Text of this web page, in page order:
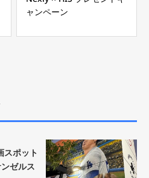
ャンペーン
スポット
ゼルス